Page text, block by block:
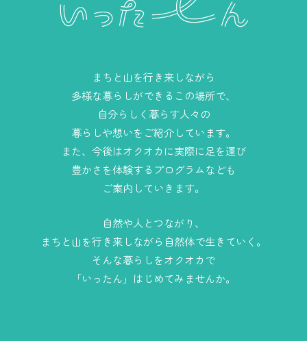
まちと山を行き来しながら
多様な暮らしができるこの場所で、
自分らしく暮らす人々の
暮らしや想いをご紹介しています。
また、今後はオクオカに実際に足を運び
豊かさを体験するプログラムなども
ご案内していきます。
自然や人とつながり、
まちと山を行き来しながら自然体で生きていく。
そんな暮らしをオクオカで
「いったん」はじめてみませんか。